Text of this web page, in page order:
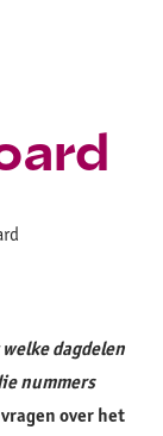
dagdelen
nummers
over het